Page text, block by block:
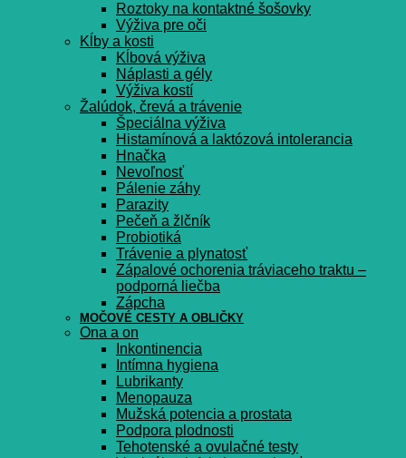
Roztoky na kontaktné šošovky
Výživa pre oči
Kĺby a kosti
Kĺbová výživa
Náplasti a gély
Výživa kostí
Žalúdok, črevá a trávenie
Špeciálna výživa
Histamínová a laktózová intolerancia
Hnačka
Nevoľnosť
Pálenie záhy
Parazity
Pečeň a žlčník
Probiotiká
Trávenie a plynatosť
Zápalové ochorenia tráviaceho traktu –
podporná liečba
Zápcha
MOČOVÉ CESTY A OBLIČKY
Ona a on
Inkontinencia
Intímna hygiena
Lubrikanty
Menopauza
Mužská potencia a prostata
Podpora plodnosti
Tehotenské a ovulačné testy